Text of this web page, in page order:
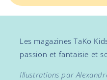
Les magazines TaKo
passion et fantaisie et
Illustrations par